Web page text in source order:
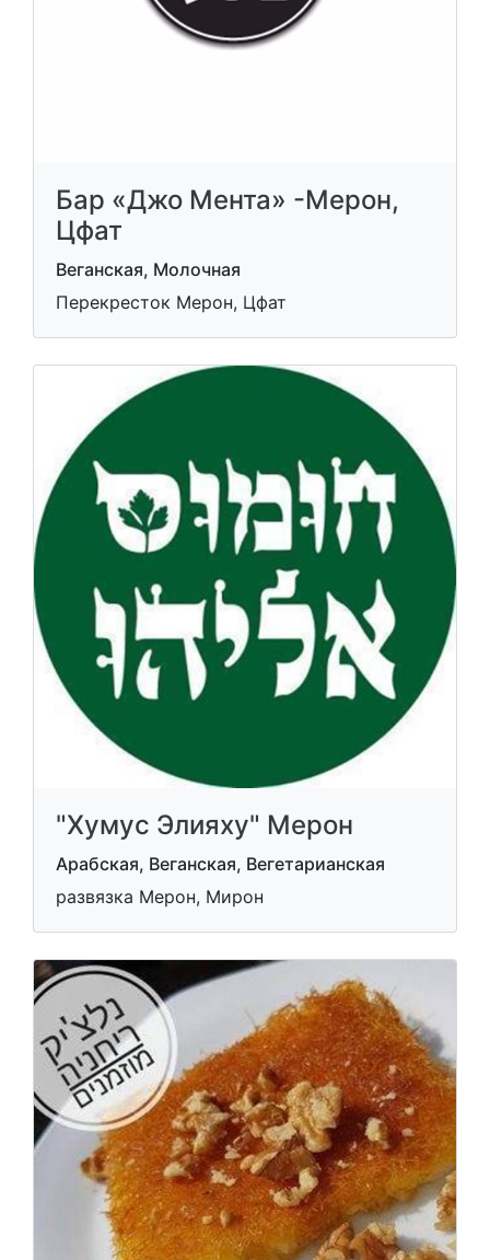
Бар «Джо Мента» -Мерон,
Цфат
Веганская, Молочная
Перекресток Мерон, Цфат
"Хумус Элияху" Мерон
Арабская, Веганская, Вегетарианская
развязка Мерон, Мирон